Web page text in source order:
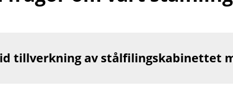
tillverkning av stålfilingskabinettet